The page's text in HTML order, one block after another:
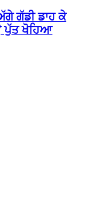
ਗੱਡੀ ਡਾਹ ਕੇ
ਪੁੱਤ ਖੋਹਿਆ